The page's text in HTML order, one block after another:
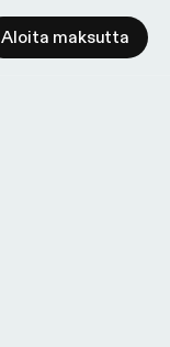
Aloita maksutta